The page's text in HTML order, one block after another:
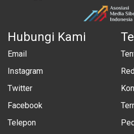
Hubungi Kami
Email
Instagram
Twitter
Facebook
Telepon